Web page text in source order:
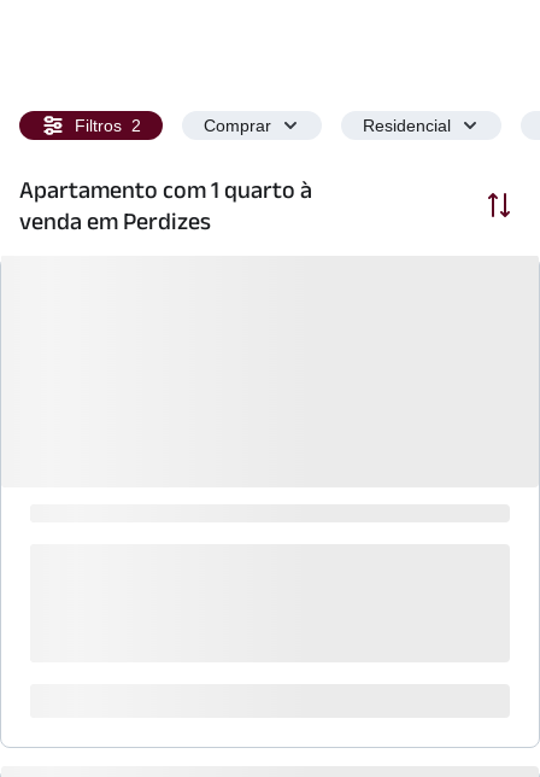
Filtros 2 Comprar Residencial
Apartamento com 1 quarto à
venda em Perdizes
Ordenar